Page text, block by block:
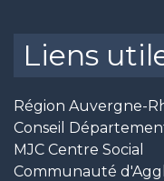
Liens
Région Auvergne-
Conseil
MJC Centre Social
Communauté